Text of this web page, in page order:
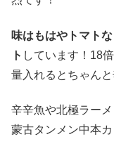
味はもはやトマト
ト しています！18
量入れるとちゃん
辛辛魚や北極ラー
蒙古タンメン中本